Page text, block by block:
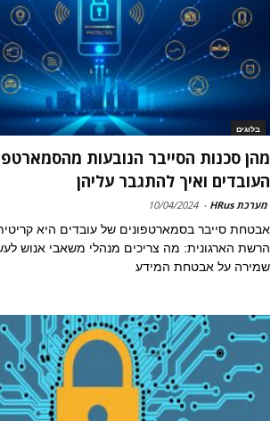
בלוגים
מהן סכנות הסייבר הנובעות
העובדים ואיך להתגבר עליהן
מערכת HRus -
10/04/2024
אבטחת סייבר בסמארטפונים של עובדים היא
הרשת הארגונית: מה צריכים מנהלי משאבי אנוש
שמירה על אבטחת המידע